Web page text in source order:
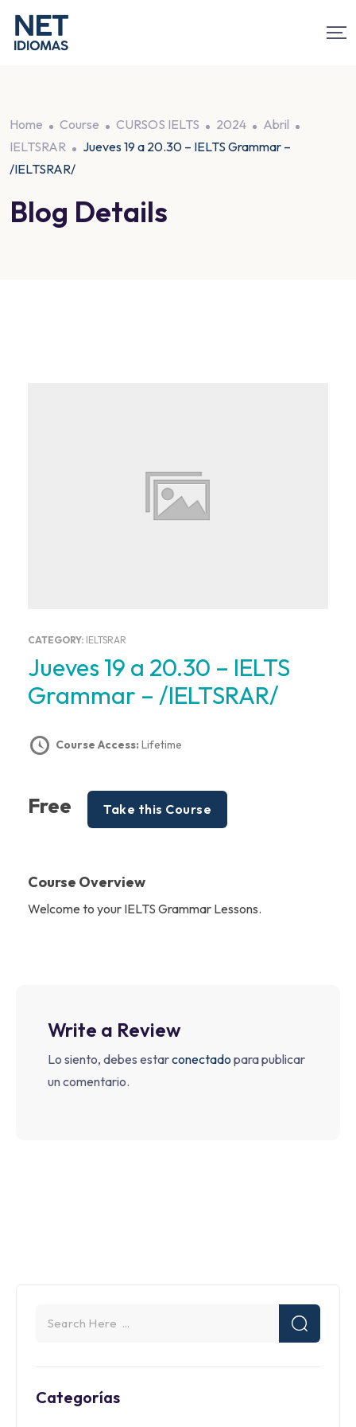
Home Course CURSOS IELTS 2024
Abril
IELTSRAR
Jueves 19 a 20.30 – IELTS Grammar –
/IELTSRAR/
Blog Details
CATEGORY: IELTSRAR
Jueves 19 a 20.30 – IELTS
Grammar – /IELTSRAR/
Course Access: Lifetime
Free Take this Course
Course Overview
Welcome to your IELTS Grammar Lessons.
Write a Review
Lo siento, debes estarconectado para publicar
un comentario.
Categorías